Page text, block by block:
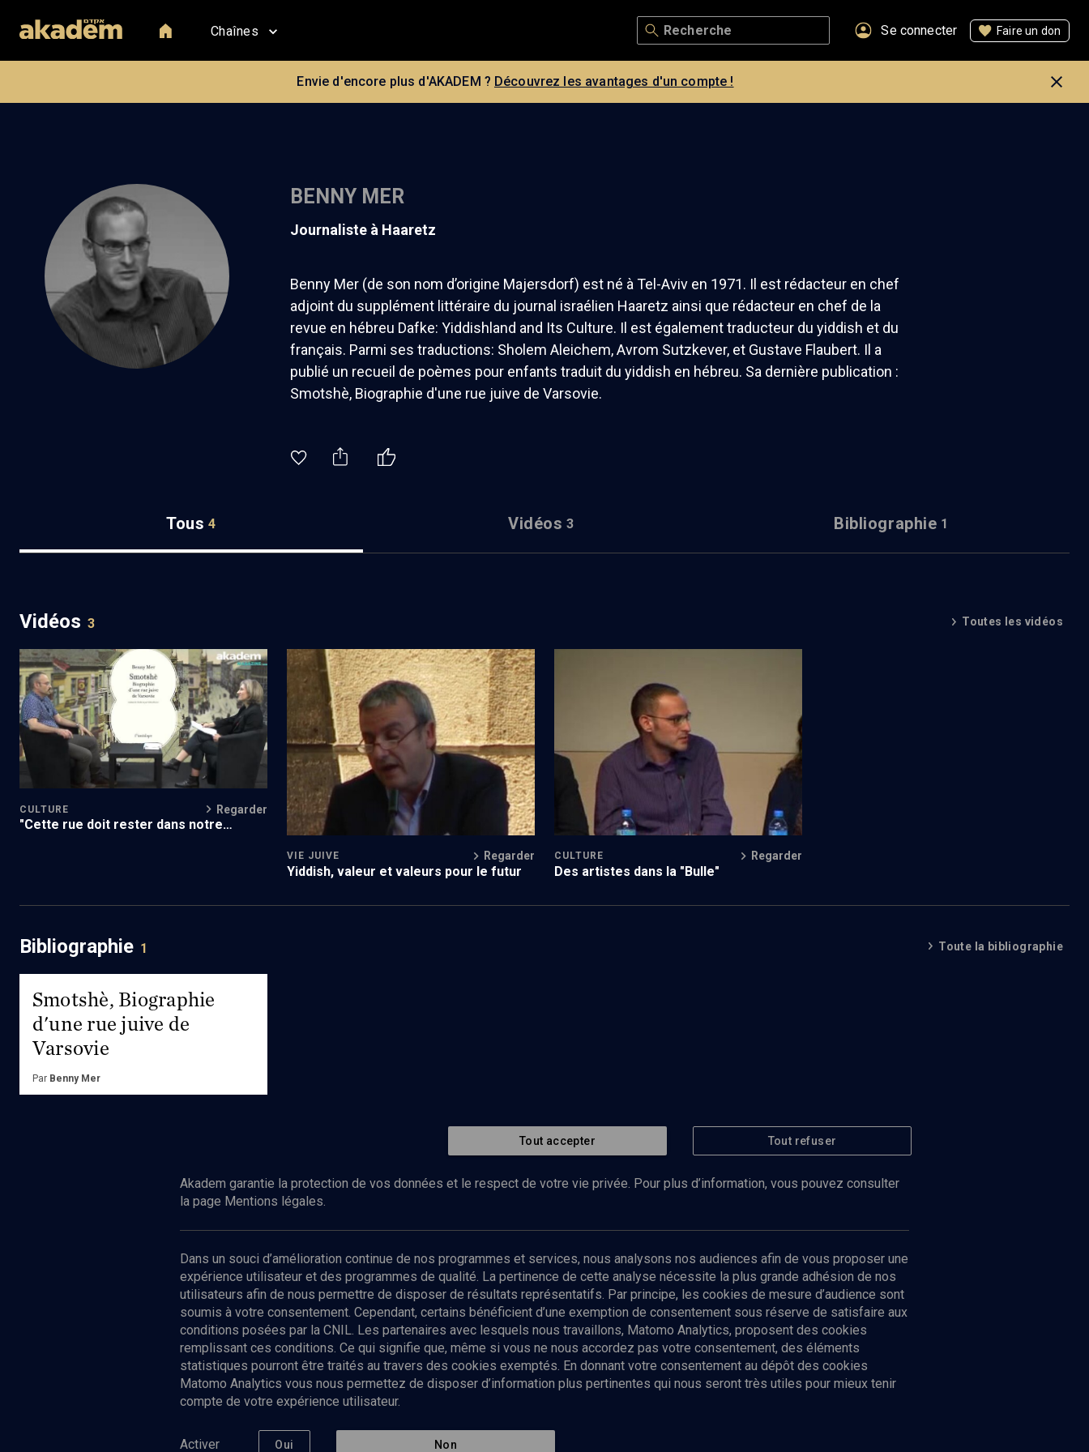
Chaînes Se connecter Faire un don
Envie d'encore plus d'AKADEM ? Découvrez les avantages d'un compte !
BENNY MER
journaliste à Haaretz
Benny Mer (de son nom d’origine Majersdorf) est né à Tel-Aviv en 1971. Il est rédacteur en chef
adjoint du supplément littéraire du journal israélien Haaretz ainsi que rédacteur en chef de la
revue en hébreu Dafke: Yiddishland and Its Culture. Il est également traducteur du yiddish et du
français. Parmi ses traductions: Sholem Aleichem, Avrom Sutzkever, et Gustave Flaubert. Il a
publié un recueil de poèmes pour enfants traduit du yiddish en hébreu. Sa dernière publication :
Smotshè, Biographie d'une rue juive de Varsovie.
Tous 4 Vidéos 3 Bibliographie 1
Vidéos 3 Toutes les vidéos
Varsovie, rue Smotshè
CULTURE Regarder
"Cette rue doit rester dans notre
Permanence du yiddish (4/5)
VIE JUIVE Regarder
Yiddish, valeur et valeurs pour le futur
CULTURE Regarder
Des artistes dans la "Bulle"
Bibliographie 1 Toute la bibliographie
Smotshè, Biographie
d'une rue juive de
Varsovie
Par Benny Mer
Abonnez-vous à notre newsletter
Envoyer
Nos Chaines
Tout accepter Tout refuser
Akadem garantie la protection de vos données et le respect de votre vie privée. Pour plus d’information, vous pouvez consulter
la page Mentions légales.
Dans un souci d’amélioration continue de nos programmes et services, nous analysons nos audiences afin de vous proposer une
expérience utilisateur et des programmes de qualité. La pertinence de cette analyse nécessite la plus grande adhésion de nos
utilisateurs afin de nous permettre de disposer de résultats représentatifs. Par principe, les cookies de mesure d’audience sont
soumis à votre consentement. Cependant, certains bénéficient d’une exemption de consentement sous réserve de satisfaire aux
conditions posées par la CNIL. Les partenaires avec lesquels nous travaillons, Matomo Analytics, proposent des cookies
remplissant ces conditions. Ce qui signifie que, même si vous ne nous accordez pas votre consentement, des éléments
statistiques pourront être traités au travers des cookies exemptés. En donnant votre consentement au dépôt des cookies
Matomo Analytics vous nous permettez de disposer d’information plus pertinentes qui nous seront très utiles pour mieux tenir
compte de votre expérience utilisateur.
Activer Oui Non